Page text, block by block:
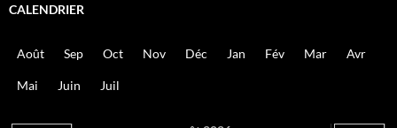
CALENDRIER
Août Sep Oct Nov Déc Jan Fév Mar Avr
Mai Juin Juil